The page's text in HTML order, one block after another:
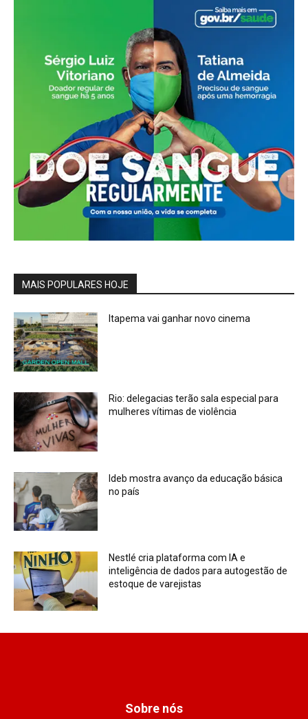
MAIS POPULARES HOJE
Itapema vai ganhar novo cinema
Rio: delegacias terão sala especial para
mulheres vítimas de violência
Ideb mostra avanço da educação básica
no país
Nestlé cria plataforma com IA e
inteligência de dados para autogestão de
estoque de varejistas
Sobre nós